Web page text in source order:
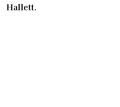
Hallett.